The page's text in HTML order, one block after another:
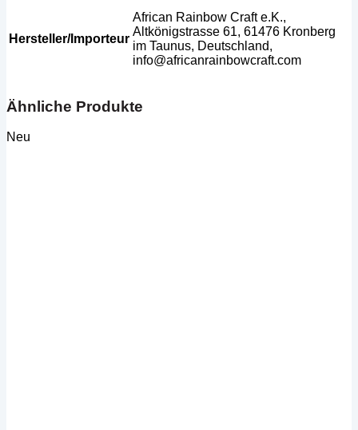
Hersteller/Importeur
African Rainbow Craft e.K.,
Altkönigstrasse 61, 61476 Kronberg
im Taunus, Deutschland,
info@africanrainbowcraft.com
Ähnliche Produkte
Neu